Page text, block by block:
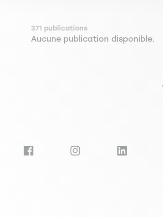
371 publications
Aucune publication disponible.